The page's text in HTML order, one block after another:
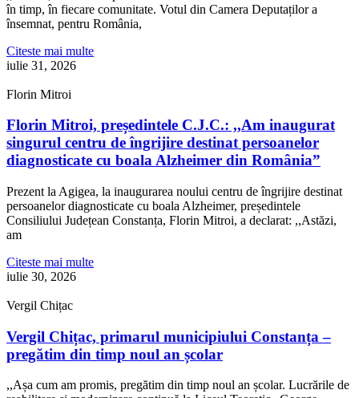
în timp, în fiecare comunitate. Votul din Camera Deputaților a
însemnat, pentru România,
Citeste mai multe
iulie 31, 2026
Florin Mitroi
Florin Mitroi, președintele C.J.C.: ,,Am inaugurat
singurul centru de îngrijire destinat persoanelor
diagnosticate cu boala Alzheimer din România”
Prezent la Agigea, la inaugurarea noului centru de îngrijire destinat
persoanelor diagnosticate cu boala Alzheimer, președintele
Consiliului Județean Constanța, Florin Mitroi, a declarat: ,,Astăzi,
am
Citeste mai multe
iulie 30, 2026
Vergil Chițac
Vergil Chițac, primarul municipiului Constanța –
pregătim din timp noul an școlar
,,Așa cum am promis, pregătim din timp noul an școlar. Lucrările de